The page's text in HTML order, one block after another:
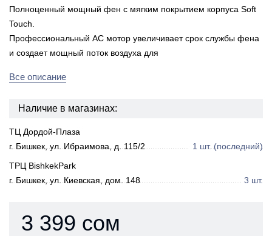
Полноценный мощный фен с мягким покрытием корпуса Soft
Touch.
Профессиональный АС мотор увеличивает срок службы фена
и создает мощный поток воздуха для
Все описание
Наличие в магазинах:
ТЦ Дордой-Плаза
г. Бишкек, ул. Ибраимова, д. 115/2
1 шт.(последний)
ТРЦ BishkekPark
г. Бишкек, ул. Киевская, дом. 148
3 шт.
3 399 сом